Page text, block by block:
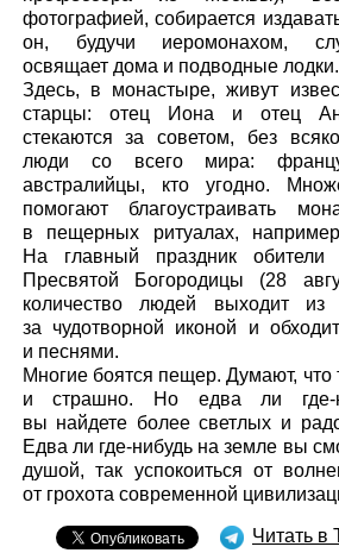
фотографией, собирается
он, будучи иеромонахом,
освящает дома и подводные лодки.
Здесь, в монастыре, живут
старцы: отец Иона и отец
стекаются за советом, без
люди со всего мира:
австралийцы, кто угодно.
помогают благоустраивать
в пещерных ритуалах,
На главный праздник
Пресвятой Богородицы (28
количество людей выходит из
за чудотворной иконой и
и песнями.
Многие боятся пещер. Думают, что
и страшно. Но едва ли где-
вы найдете более светлых и
Едва ли где-нибудь на земле вы
душой, так успокоиться от
от грохота современной
Читать в